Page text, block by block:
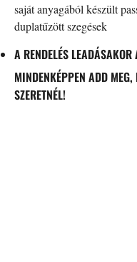
saját anyagából készült
duplatűzött szegések
A RENDELÉS LEADÁSAKOR
MINDENKÉPPEN ADD
SZERETNÉL!